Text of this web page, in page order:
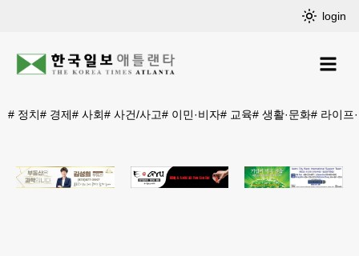
login
# 정치# 경제# 사회# 사건/사고# 이민·비자# 교육# 생활·문화# 라이프